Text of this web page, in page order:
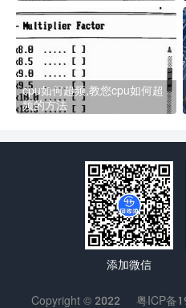
cpu如何超频,教您cpu如何超
频的方法
添加微信
Copyright © 2022 粤ICP备